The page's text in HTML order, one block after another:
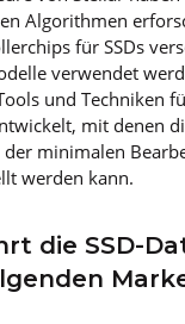
Algorithmen
für SSDs
verwendet
und Techniken
mit denen
der minimalen
werden kann.
die SSD-